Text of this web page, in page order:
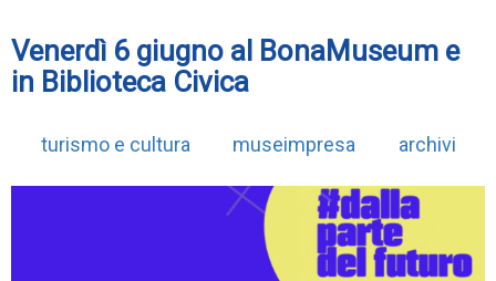
Venerdì 6 giugno al BonaMuseum e
in Biblioteca Civica
turismo e cultura museimpresa archivi